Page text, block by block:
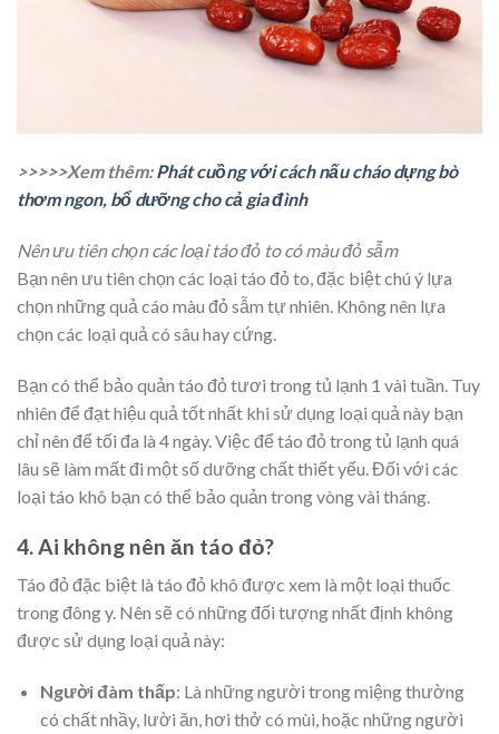
>>>>>Xem thêm:Phát cuồng với cách nấu cháo dựng bò
thơm ngon, bổ dưỡng cho cả gia đình
Nên ưu tiên chọn các loại táo đỏ to có màu đỏ sẫm
Bạn nên ưu tiên chọn các loại táo đỏ to, đặc biệt chú ý lựa
chọn những quả cáo màu đỏ sẫm tự nhiên. Không nên lựa
chọn các loại quả có sâu hay cứng.
Bạn có thể bảo quản táo đỏ tươi trong tủ lạnh 1 vài tuần. Tuy
nhiên để đạt hiệu quả tốt nhất khi sử dụng loại quả này bạn
chỉ nên để tối đa là 4 ngày. Việc để táo đỏ trong tủ lạnh quá
lâu sẽ làm mất đi một số dưỡng chất thiết yếu. Đối với các
loại táo khô bạn có thể bảo quản trong vòng vài tháng.
4. Ai không nên ăn táo đỏ?
Táo đỏ đặc biệt là táo đỏ khô được xem là một loại thuốc
trong đông y. Nên sẽ có những đối tượng nhất định không
được sử dụng loại quả này:
Người đàm thấp: Là những người trong miệng thường
có chất nhầy, lười ăn, hơi thở có mùi, hoặc những người